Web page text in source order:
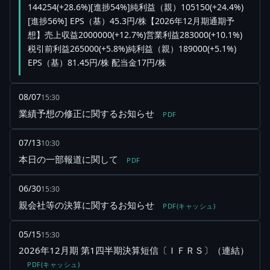
144254(+28.6%)[進捗54%]純利益（親）105150(+24.4%)
[進捗56%] EPS（基）45.3円/株【2026年12月期通期予
想】売上収益2000000(+12.7%)営業利益283000(+10.1%)
税引前利益265000(+5.8%)純利益（親）189000(+5.1%)
EPS（基）81.45円/株 配当金17円/株
08/0715:30
業績予想の修正に関するお知らせ PDF
07/1310:30
本日の一部報道に関して PDF
06/3015:30
親会社等の決算に関するお知らせ PDF(キャッシュ)
05/1515:30
2026年12月期 第1四半期決算短信〔ＩＦＲＳ〕（連結）
PDF(キャッシュ)